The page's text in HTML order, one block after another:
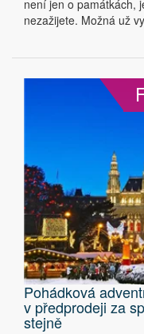
není jen o památkách,
nezažijete. Možná už
Pohádková
v předprodeji za
stejně